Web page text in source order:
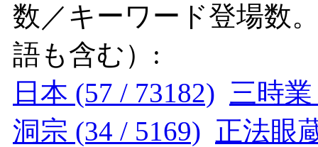
数／キーワード登場数
語も含む）:
日本 (57 / 73182) 三時
洞宗 (34 / 5169) 正法眼